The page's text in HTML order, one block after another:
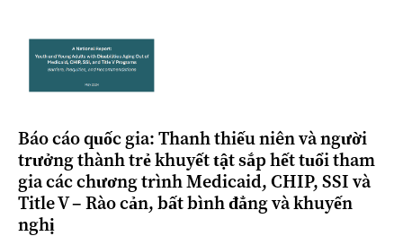
Báo cáo quốc gia: Thanh thiếu niên và người
trưởng thành trẻ khuyết tật sắp hết tuổi tham
gia các chương trình Medicaid, CHIP, SSI và
Title V – Rào cản, bất bình đẳng và khuyến
nghị